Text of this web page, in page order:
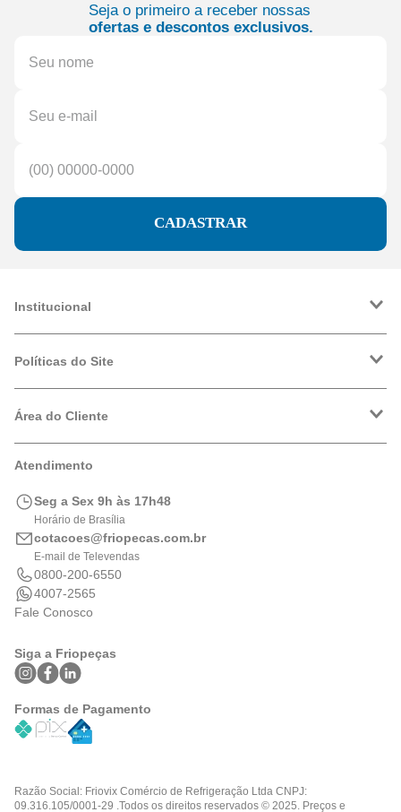
Seja o primeiro a receber nossas
ofertas e descontos exclusivos.
CADASTRAR
Institucional
Trabalhe Conosco
Políticas do Site
Política de Privacidade
Logística
Área do Cliente
Meus Pedidos
Portal de Boletos
Atendimento
Seg a Sex 9h às 17h48
Horário de Brasília
cotacoes@friopecas.com.br
E-mail de Televendas
0800-200-6550
4007-2565
Fale Conosco
Siga a Friopeças
Formas de Pagamento
Razão Social: Friovix Comércio de Refrigeração Ltda CNPJ:
09.316.105/0001-29 .Todos os direitos reservados © 2025. Preços e